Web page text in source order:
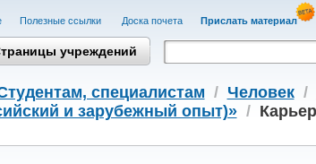
Полезные cсылки Доска почета Прислать материал
учреждений
cпециалистам / Человек/
и зарубежный опыт)»/